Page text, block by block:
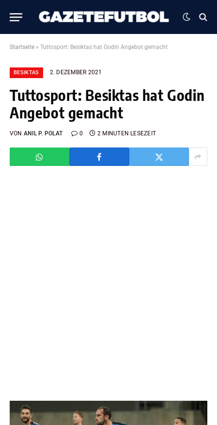
Startseite » Tuttosport: Besiktas hat Godin Angebot gemacht
BESIKTAS 2. DEZEMBER 2021
Tuttosport: Besiktas hat Godin
Angebot gemacht
VON ANIL P. POLAT 0 2 MINUTEN LESEZEIT